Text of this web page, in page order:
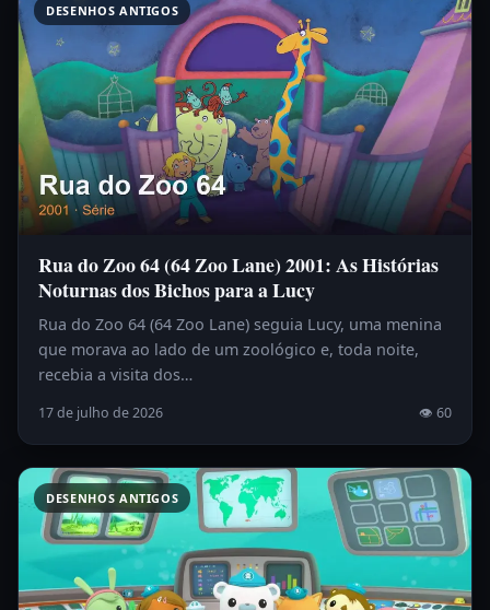
DESENHOS ANTIGOS
Rua do Zoo 64 (64 Zoo Lane) 2001: As Histórias
Noturnas dos Bichos para a Lucy
Rua do Zoo 64 (64 Zoo Lane) seguia Lucy, uma menina
que morava ao lado de um zoológico e, toda noite,
recebia a visita dos…
17 de julho de 2026 👁 60
DESENHOS ANTIGOS